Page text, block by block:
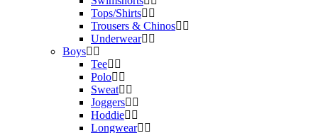
Tops/Shirts
Trousers & Chinos
Underwear
Boys
Tee
Polo
Sweat
Joggers
Hoddie
Longwear